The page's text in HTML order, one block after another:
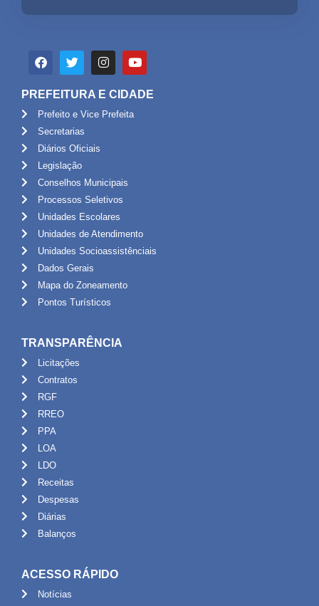
PREFEITURA E CIDADE
Prefeito e Vice Prefeita
Secretarias
Diários Oficiais
Legislação
Conselhos Municipais
Processos Seletivos
Unidades Escolares
Unidades de Atendimento
Unidades Socioassistênciais
Dados Gerais
Mapa do Zoneamento
Pontos Turísticos
TRANSPARÊNCIA
Licitações
Contratos
RGF
RREO
PPA
LOA
LDO
Receitas
Despesas
Diárias
Balanços
ACESSO RÁPIDO
Notícias